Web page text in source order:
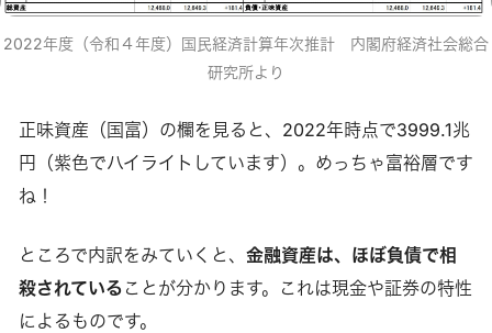
2022年度（令和４年度）国民経済計算年次推計　内閣府経済社会総合
研究所より
正味資産（国富）の欄を見ると、2022年時点で3999.1兆
円（紫色でハイライトしています）。めっちゃ富裕層です
ね！
ところで内訳をみていくと、 金融資産は、ほぼ負債で相
殺されている ことが分かります。これは現金や証券の特性
によるものです。